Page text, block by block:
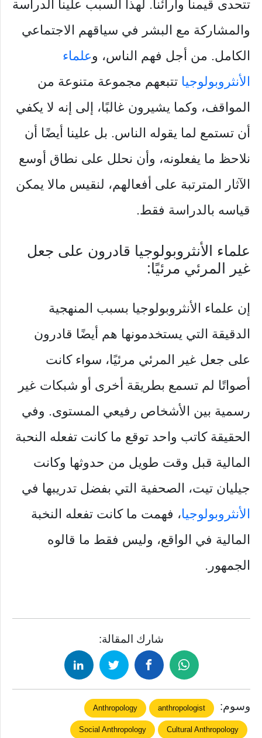
تتحدى قيمنا وآرائنا. لهذا السبب علينا الدراسة
والمشاركة مع البشر في سياقهم الاجتماعي
الكامل. من أجل فهم الناس، وعلماء
الأنثروبولوجيا تتبعهم مجموعة متنوعة من
المواقف، وكما يشيرون غالبًا، إلى إنه لا يكفي
أن تستمع لما يقوله الناس. بل علينا أيضًا أن
نلاحظ ما يفعلونه، وأن نحلل على نطاق أوسع
الآثار المترتبة على أفعالهم، لنقيس مالا يمكن
قياسه بالدراسة فقط.
علماء الأنثروبولوجيا قادرون على جعل
غير المرئي مرئيًا:
إن علماء الأنثروبولوجيا بسبب المنهجية
الدقيقة التي يستخدمونها هم أيضًا قادرون
على جعل غير المرئي مرئيًا، سواء كانت
أصواتًا لم تسمع بطريقة أخرى أو شبكات غير
رسمية بين الأشخاص رفيعي المستوى. وفي
الحقيقة كاتب واحد توقع ما كانت تفعله النحبة
المالية قبل وقت طويل من حدوثها وكانت
جيليان تيت، الصحفية التي بفضل تدريبها في
الأنثروبولوجيا، فهمت ما كانت تفعله النخبة
المالية في الواقع، وليس فقط ما قالوه
الجمهور.
شارك المقالة:
وسوم: anthropologist
Anthropology
Cultural Anthropology
Social Anthropology